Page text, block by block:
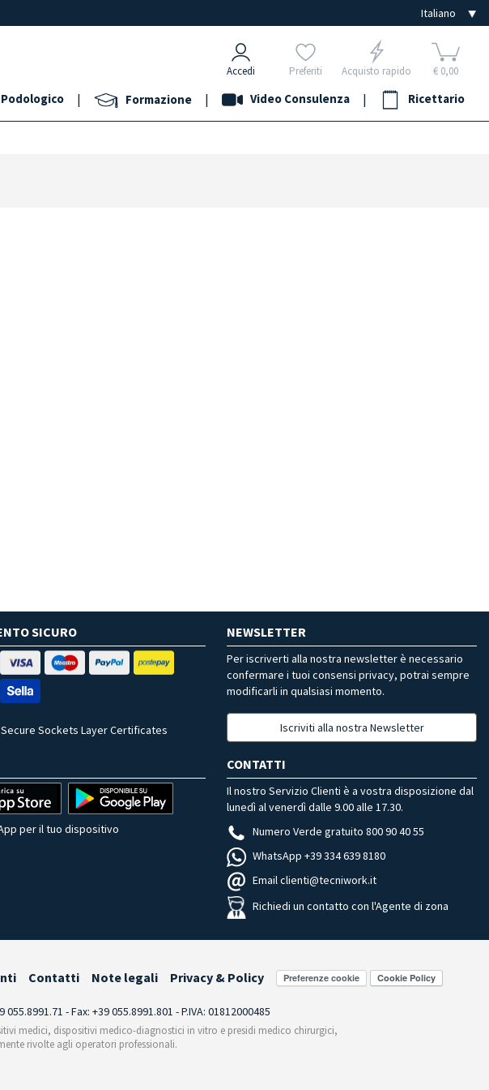
Accedi Preferiti Acquisto rapido € 0,00
| Formazione | Video Consulenza | Ricettario
SICURO
Secure Sockets Layer Certificates
NEWSLETTER
Per iscriverti alla nostra newsletter è necessario
confermare i tuoi consensi privacy, potrai sempre
modificarli in qualsiasi momento.
Iscriviti alla nostra Newsletter
per il tuo dispositivo
CONTATTI
Il nostro Servizio Clienti è a vostra disposizione dal
lunedì al venerdì dalle 9.00 alle 17.30.
Numero Verde gratuito 800 90 40 55
WhatsApp +39 334 639 8180
Email clienti@tecniwork.it
Richiedi un contatto con l'Agente di zona
Contatti Note legali Privacy & Policy Preferenze cookie
- Fax: +39 055.8991.801 - P.IVA: 01812000485
medici, dispositivi medico-diagnostici in vitro e presidi medico chirurgici,
rivolte agli operatori professionali.